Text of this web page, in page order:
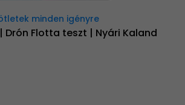
minden igényre
Drón Flotta teszt | Nyári Kaland